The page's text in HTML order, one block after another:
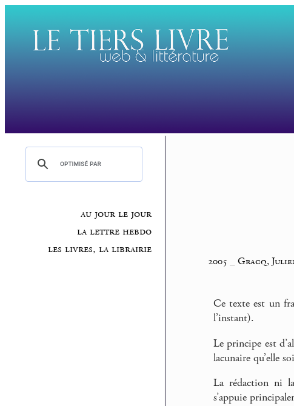
au jour le jour
la lettre hebdo
les livres, la librairie
2005 _Gracq,
Ce texte est un
l’instant).
Le principe est
lacunaire qu’elle
La rédaction ni
s’appuie